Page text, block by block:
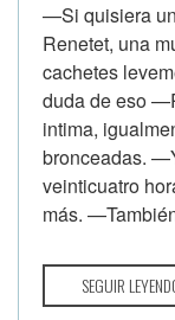
—Si quisiera
Renetet, una
cachetes
duda de eso
intima,
bronceadas.
veinticuatro
más.
SEGUIR